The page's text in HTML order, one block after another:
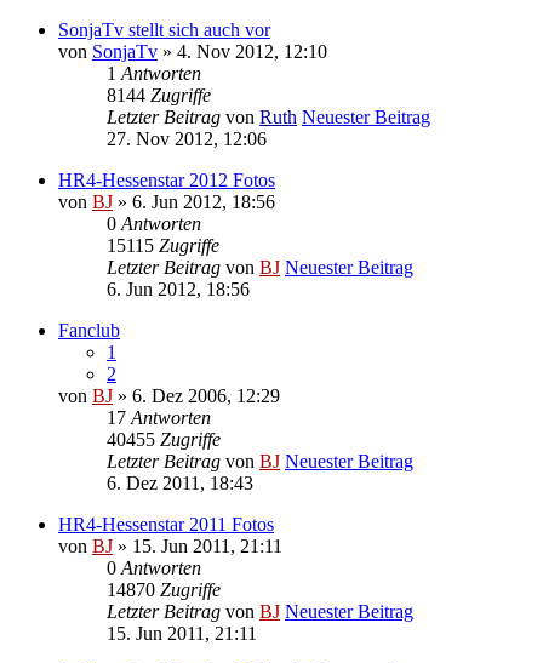
SonjaTv stellt sich auch vor
von SonjaTv » 4. Nov 2012, 12:10
1 Antworten
8144 Zugriffe
Letzter Beitrag von Ruth Neuester Beitrag
27. Nov 2012, 12:06
HR4-Hessenstar 2012 Fotos
von BJ » 6. Jun 2012, 18:56
0 Antworten
15115 Zugriffe
Letzter Beitrag von BJ Neuester Beitrag
6. Jun 2012, 18:56
Fanclub
1
2
von BJ » 6. Dez 2006, 12:29
17 Antworten
40455 Zugriffe
Letzter Beitrag von BJ Neuester Beitrag
6. Dez 2011, 18:43
HR4-Hessenstar 2011 Fotos
von BJ » 15. Jun 2011, 21:11
0 Antworten
14870 Zugriffe
Letzter Beitrag von BJ Neuester Beitrag
15. Jun 2011, 21:11